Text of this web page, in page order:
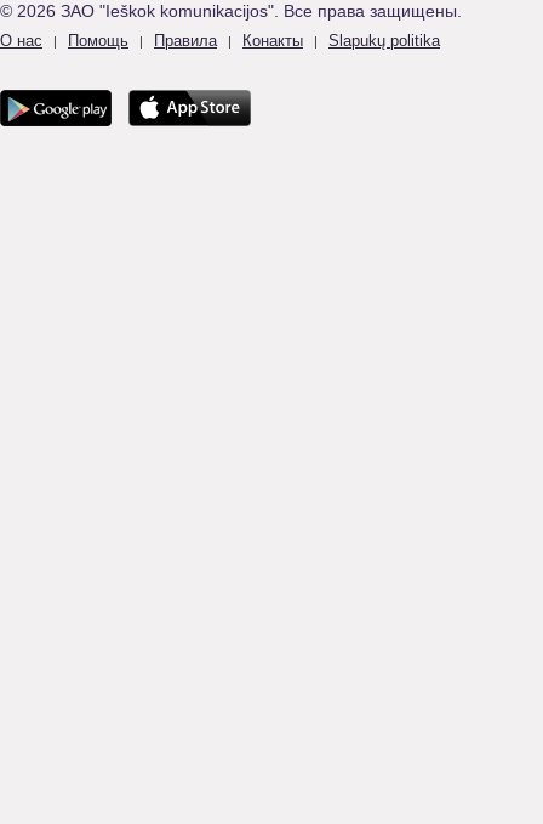
© 2026 ЗАО "Ieškok komunikacijos". Все права защищены.
О нас | Помощь | Правила | Конакты | Slapukų politika